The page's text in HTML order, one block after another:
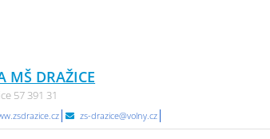
MŠ DRAŽICE
57 391 31
zs-drazice@volny.cz